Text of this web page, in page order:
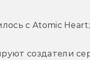
с Atomic Heart;
создатели